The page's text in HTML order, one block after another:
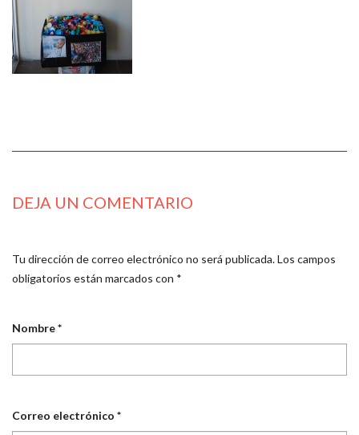
DEJA UN COMENTARIO
Tu dirección de correo electrónico no será publicada.Los campos
obligatorios están marcados con *
Nombre*
Correo electrónico *